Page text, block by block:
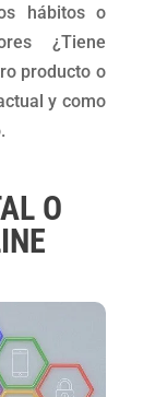
hábitos o
¿Tiene
producto o
y como
O